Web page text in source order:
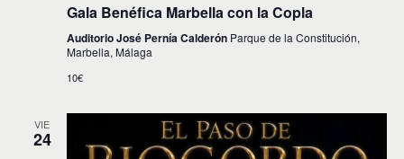
Gala Benéfica Marbella con la Copla
Auditorio José Pernía Calderón Parque de la Constitución,
Marbella, Málaga
10€
VIE
24